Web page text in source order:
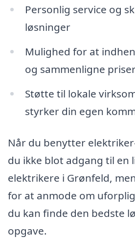
Personlig service og
løsninger
Mulighed for at
og sammenligne
Støtte til lokale
styrker din egen
Når du benytter
du ikke blot adgang til en
elektrikere i Grønfeld,
for at anmode om
du kan finde den bedste
opgave.